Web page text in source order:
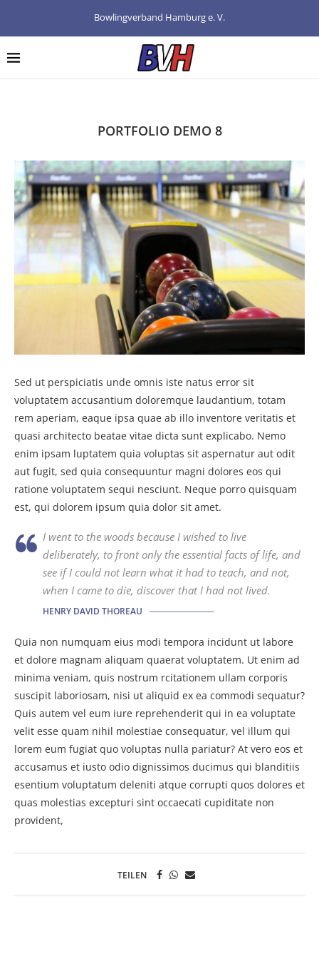
Bowlingverband Hamburg e. V.
PORTFOLIO DEMO 8
Sed ut perspiciatis unde omnis iste natus error sit
voluptatem accusantium doloremque laudantium, totam
rem aperiam, eaque ipsa quae ab illo inventore veritatis et
quasi architecto beatae vitae dicta sunt explicabo. Nemo
enim ipsam luptatem quia voluptas sit aspernatur aut odit
aut fugit, sed quia consequuntur magni dolores eos qui
ratione voluptatem sequi nesciunt. Neque porro quisquam
est, qui dolorem ipsum quia dolor sit amet.
I went to the woods because I wished to live
deliberately, to front only the essential facts of life, and
see if I could not learn what it had to teach, and not,
when I came to die, discover that I had not lived.
HENRY DAVID THOREAU
Quia non numquam eius modi tempora incidunt ut labore
et dolore magnam aliquam quaerat voluptatem. Ut enim ad
minima veniam, quis nostrum rcitationem ullam corporis
suscipit laboriosam, nisi ut aliquid ex ea commodi sequatur?
Quis autem vel eum iure reprehenderit qui in ea voluptate
velit esse quam nihil molestiae consequatur, vel illum qui
lorem eum fugiat quo voluptas nulla pariatur? At vero eos et
accusamus et iusto odio dignissimos ducimus qui blanditiis
esentium voluptatum deleniti atque corrupti quos dolores et
quas molestias excepturi sint occaecati cupiditate non
provident,
TEILEN